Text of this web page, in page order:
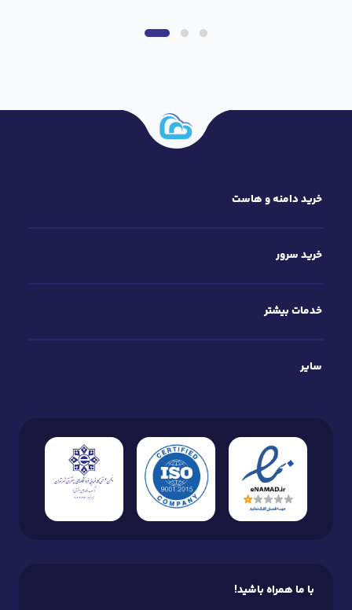
خرید دامنه و هاست
خرید سرور
خدمات بیشتر
سایر
با ما همراه باشید!